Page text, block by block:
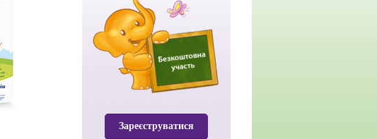
Зареєструватися